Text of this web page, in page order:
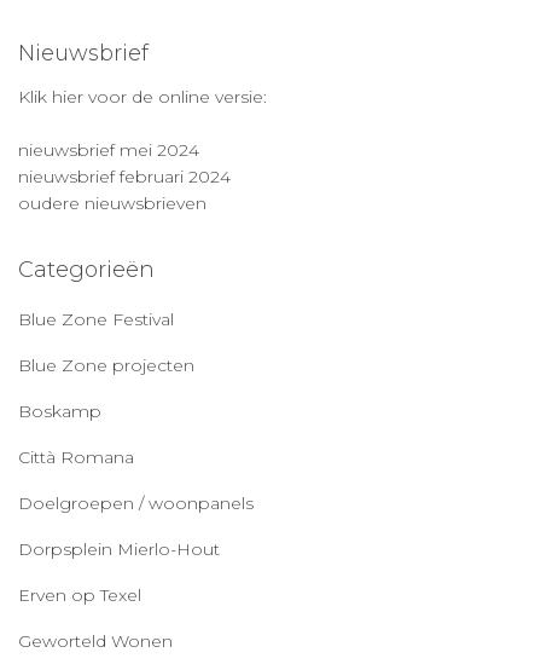
Nieuwsbrief
Klik hier voor de online versie:
nieuwsbrief mei 2024
nieuwsbrief februari 2024
oudere nieuwsbrieven
Categorieën
Blue Zone Festival
Blue Zone projecten
Boskamp
Città Romana
Doelgroepen / woonpanels
Dorpsplein Mierlo-Hout
Erven op Texel
Geworteld Wonen